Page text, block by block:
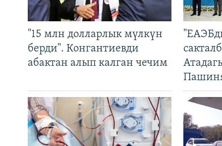
"15 млн долларлык мүлкүн
берди". Конгантиевди
абактан алып калган чечим